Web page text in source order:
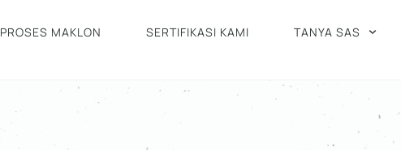
PROSES MAKLON SERTIFIKASI KAMI TANYA SAS